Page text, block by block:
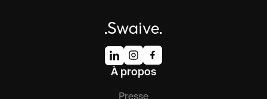
À propos